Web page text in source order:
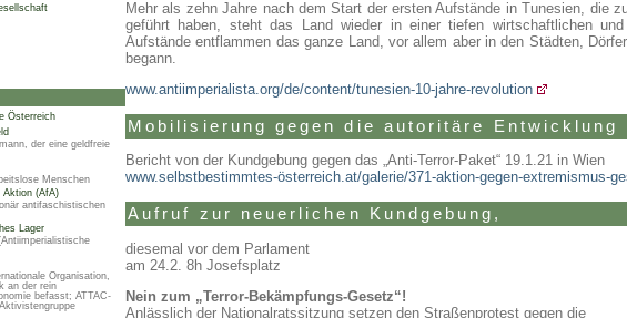
Österreich
der eine geldfreie
Menschen
Aktion (AfA)
antifaschistischen
Lager
Organisation,
an der rein
befasst; ATTAC-
Mehr als zehn Jahre nach dem Start der ersten Aufstände in Tunesien, die
geführt haben, steht das Land wieder in einer tiefen wirtschaftlichen
Aufstände entflammen das ganze Land, vor allem aber in den Städten,
begann.
www.antiimperialista.org/de/content/tunesien-10-jahre-revolution
Mobilisierung gegen die autoritäre Entwicklung
Bericht von der Kundgebung gegen das „Anti-Terror-Paket“ 19.1.21 in Wien
www.selbstbestimmtes-österreich.at/galerie/371-aktion-gegen-extremismus-
Aufruf zur neuerlichen Kundgebung,
diesemal vor dem Parlament
am 24.2. 8h Josefsplatz
Nein zum „Terror-Bekämpfungs-Gesetz“!
Anlässlich der Nationalratssitzung setzen den Straßenprotest gegen die